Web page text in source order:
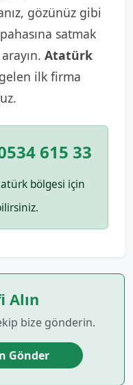
gözünüz gibi
pahasına satmak
Atatürk
ilk firma
615 33
bölgesi için
Alın
bize gönderin.
Gönder